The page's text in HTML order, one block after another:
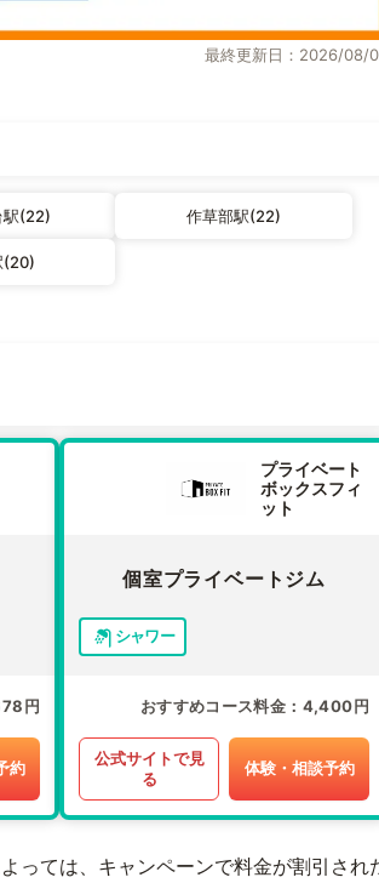
最終更新日：2026/08/
駅(22) 作草部駅(22)
(20)
円
約
プライベート
ボックスフィ
ット
個室プライベートジム
シャワー
おすすめコース料金 4,400円
公式サイトで見
る
体験・相談予約
っては、キャンペーンで料金が割引され